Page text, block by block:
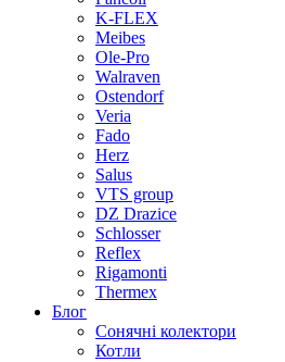
K-FLEX
Meibes
Ole-Pro
Walraven
Ostendorf
Veria
Fado
Herz
Salus
VTS group
DZ Drazice
Schlosser
Reflex
Rigamonti
Thermex
Блог
Сонячні колектори
Котли